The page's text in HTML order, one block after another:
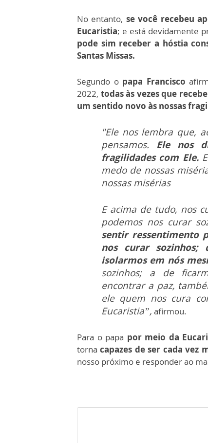
No entanto, se você recebeu
Eucaristia; e está devidamente
pode sim receber a hóstia
Santas Missas.
Segundo o papa Francisco
2022, todas às vezes que
um sentido novo às nossas
"Ele nos lembra que,
pensamos. Ele nos
fragilidades com Ele.
medo de nossas
nossas misérias
E acima de tudo, nos
podemos nos curar
sentir ressentimento
nos curar sozinhos;
isolarmos em nós
sozinhos; a de
encontrar a paz,
ele quem nos cura
Eucaristia”, afirmou.
Para o papa por meio da
tornacapazes de ser cada vez
nosso próximo e responder ao